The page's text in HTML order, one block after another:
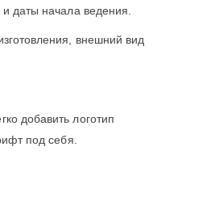
даты начала ведения.
внешний вид
добавить логотип
под себя.